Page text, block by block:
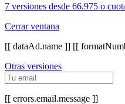
7 versiones desde 66.975 o
Cerrar ventana
[[ dataAd.name ]] [[
Otras versiones
[[ errors.email.message ]]